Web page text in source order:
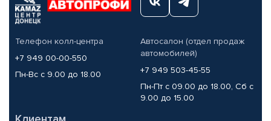
Телефон колл-центра
+7 949 00-00-550
Пн-Вс с 9.00 до 18.00
Автосалон (отдел продаж
автомобилей)
+7 949 503-45-55
Пн-Пт с 09.00 до 18.00, Сб с
9.00 до 15.00